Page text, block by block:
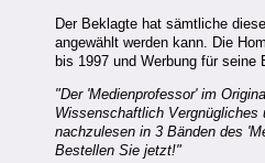
Der Beklagte hat sämtliche
angewählt werden kann. Die
bis 1997 und Werbung für seine
"Der 'Medienprofessor' im
Wissenschaftlich Vergnügliches
nachzulesen in 3 Bänden des
Bestellen Sie jetzt!"